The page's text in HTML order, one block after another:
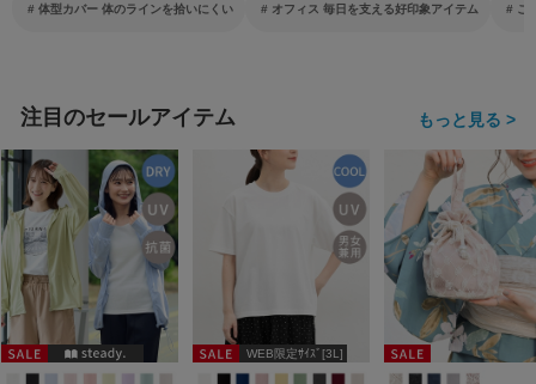
体型カバー 体のラインを拾いにくい オフィス 毎日を支える好印象アイテム こ
注目のセールアイテム もっと見る >
WEB限定ｻｲｽﾞ[3L]